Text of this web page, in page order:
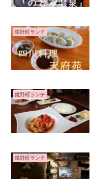
鏡野町ランチ
鏡野町ランチ
鏡野町ランチ